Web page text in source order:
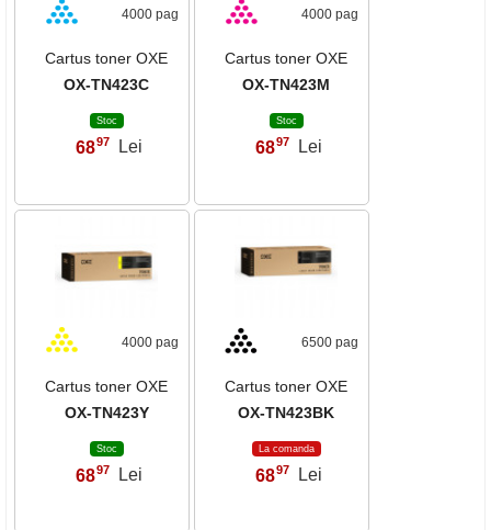
4000 pag
Cartus toner OXE
OX-TN423C
Stoc
6897 Lei
4000 pag
Cartus toner OXE
OX-TN423M
Stoc
6897 Lei
4000 pag
Cartus toner OXE
OX-TN423Y
Stoc
6897 Lei
6500 pag
Cartus toner OXE
OX-TN423BK
La comanda
6897 Lei